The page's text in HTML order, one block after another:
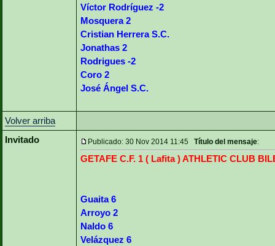
Víctor Rodríguez -2
Mosquera 2
Cristian Herrera S.C.
Jonathas 2
Rodrigues -2
Coro 2
José Ángel S.C.
Volver arriba
Invitado
Publicado: 30 Nov 2014 11:45 Título del mensaje:
GETAFE C.F. 1 ( Lafita ) ATHLETIC CLUB
Guaita 6
Arroyo 2
Naldo 6
Velázquez 6